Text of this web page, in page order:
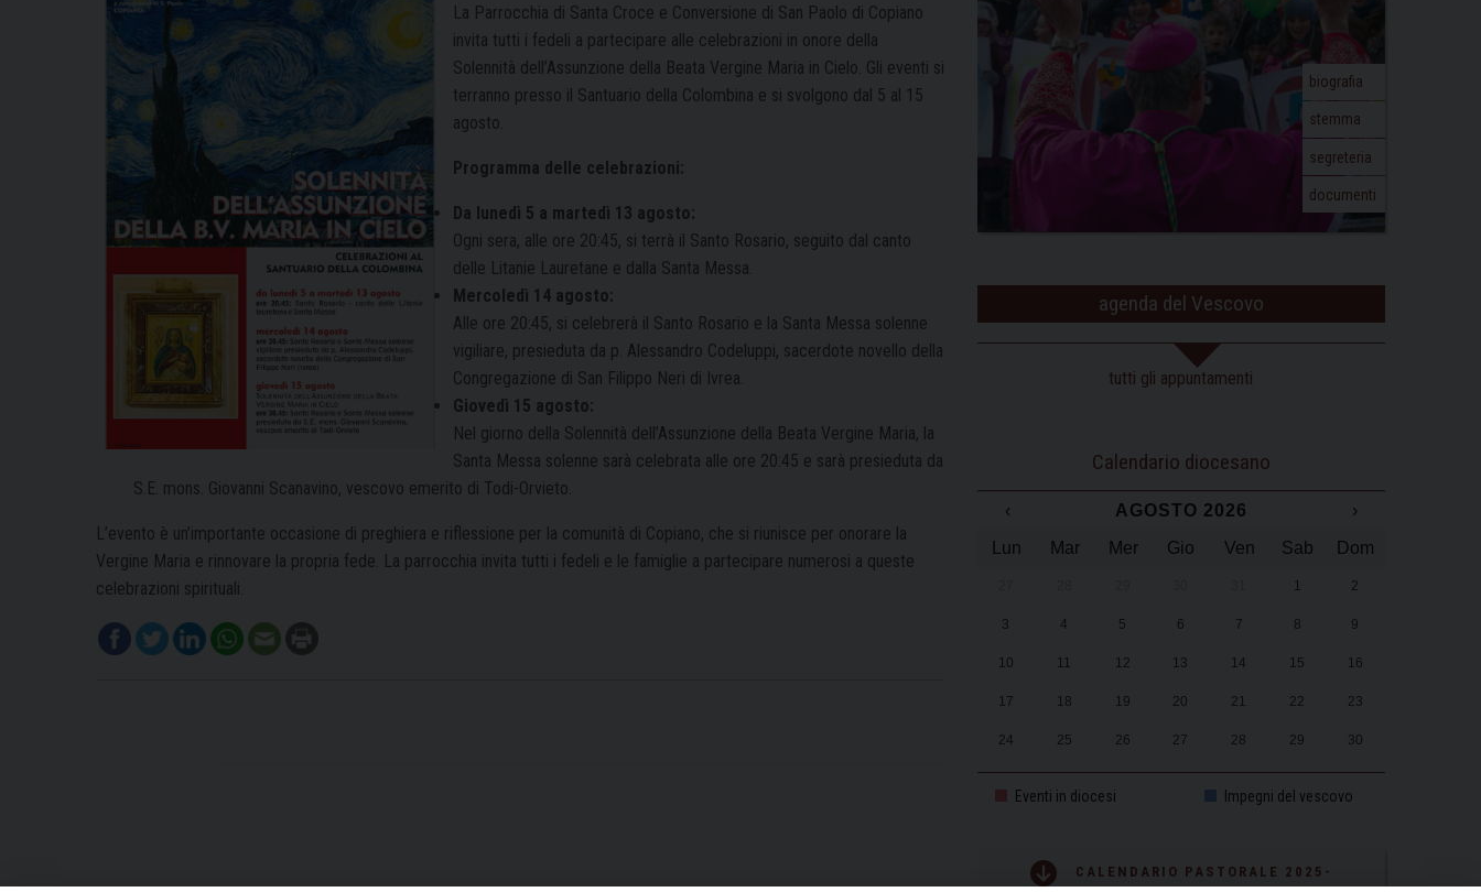
La Parrocchia di Santa Croce e Conversione di San Paolo di Copiano
invita tutti i fedeli a partecipare alle celebrazioni in onore della
Solennità dell’Assunzione della Beata Vergine Maria in Cielo. Gli eventi si
terranno presso il Santuario della Colombina e si svolgono dal 5 al 15
agosto.
Programma delle celebrazioni:
Da lunedì 5 a martedì 13 agosto:
Ogni sera, alle ore 20:45, si terrà il Santo Rosario, seguito dal canto
delle Litanie Lauretane e dalla Santa Messa.
Mercoledì 14 agosto:
Alle ore 20:45, si celebrerà il Santo Rosario e la Santa Messa solenne
vigiliare, presieduta da p. Alessandro Codeluppi, sacerdote novello della
Congregazione di San Filippo Neri di Ivrea.
Giovedì 15 agosto:
Nel giorno della Solennità dell’Assunzione della Beata Vergine Maria, la
Santa Messa solenne sarà celebrata alle ore 20:45 e sarà presieduta da
S.E. mons. Giovanni Scanavino, vescovo emerito di Todi-Orvieto.
L’evento è un’importante occasione di preghiera e riflessione per la comunità di Copiano, che si riunisce per onorare la
Vergine Maria e rinnovare la propria fede. La parrocchia invita tutti i fedeli e le famiglie a partecipare numerosi a queste
celebrazioni spirituali.
biografia
stemma
segreteria
documenti
agenda del Vescovo
tutti gli appuntamenti
Calendario diocesano
‹ AGOSTO 2026
›
Lun
Mar Mer Gio Ven Sab Dom
1 2
3 4 5 6 7 8 9
10 11 12 13 14 15 16
17 18 19 20 21 22 23
24 25 26 27 28 29 30
Eventi in diocesi Impegni del vescovo
CALENDARIO PASTORALE 2025-